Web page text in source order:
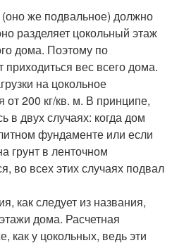
же подвальное) должно
разделяет цокольный этаж
дома. Поэтому по
приходиться вес всего дома.
на цокольное
от 200 кг/кв. м. В принципе,
в двух случаях: когда дом
фундаменте или если
грунт в ленточном
во всех этих случаях подвал
как следует из названия,
дома. Расчетная
как у цокольных, ведь эти